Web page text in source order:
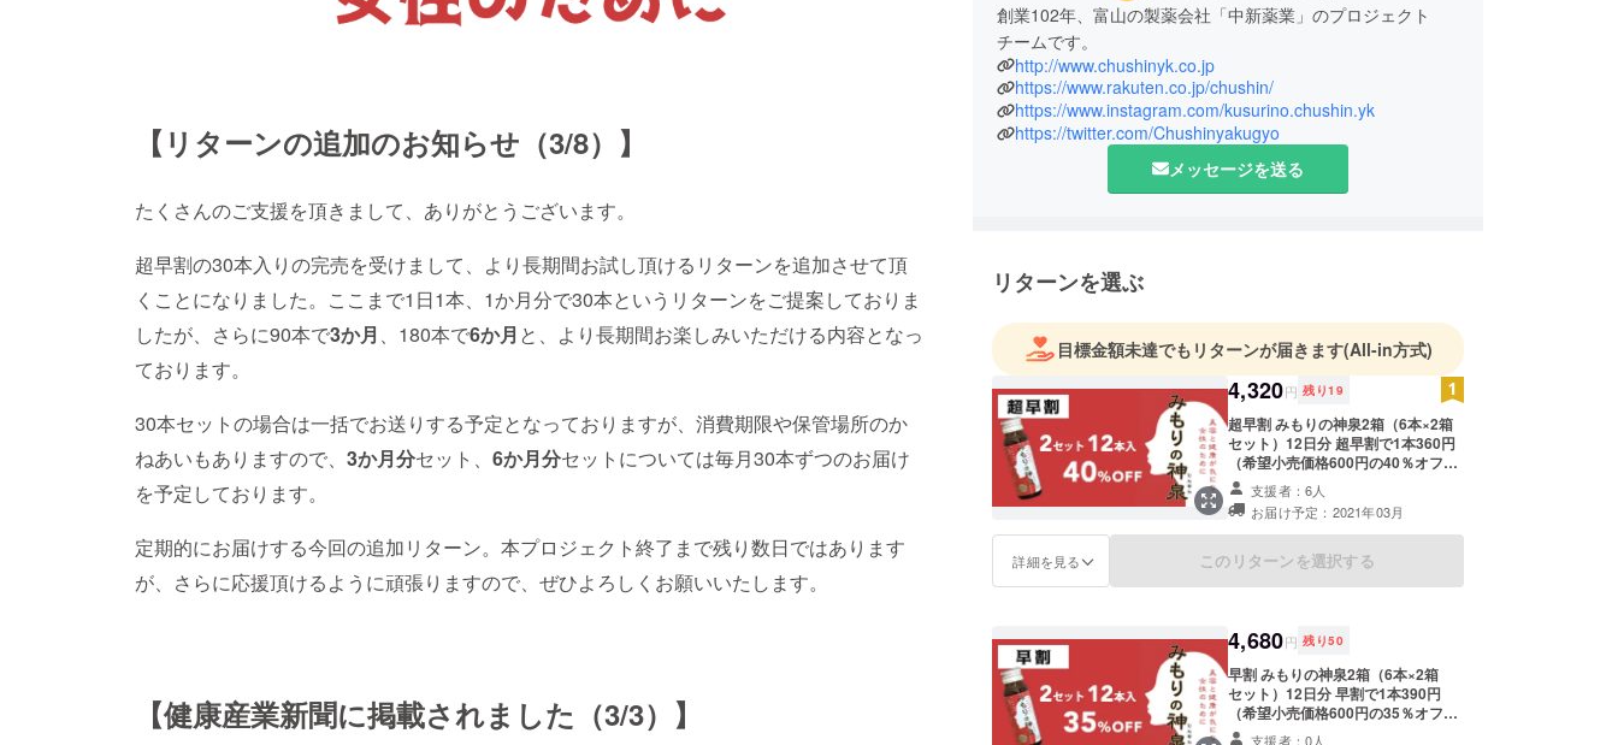
【リターンの追加のお知らせ（3/8）】
たくさんのご支援を頂きまして、ありがとうございます。
超早割の30本入りの完売を受けまして、より長期間お試し頂けるリターンを追加させて頂
くことになりました。ここまで1日1本、1か月分で30本というリターンをご提案しておりま
したが、さらに90本で3か月 、180本で6か月 と、より長期間お楽しみいただける内容となっ
ております。
30本セットの場合は一括でお送りする予定となっておりますが、消費期限や保管場所のか
ねあいもありますので、 3か月分セット、 6か月分セットについては毎月30本ずつのお届け
を予定しております。
定期的にお届けする今回の追加リターン。本プロジェクト終了まで残り数日ではあります
が、さらに応援頂けるように頑張りますので、ぜひよろしくお願いいたします。
【健康産業新聞に掲載されました（3/3）】
創業102年、富山の製薬会社「中新薬業」のプロジェクト
チームです。
http://www.chushinyk.co.jp
https://www.rakuten.co.jp/chushin/
https://www.instagram.com/kusurino.chushin.yk
https://twitter.com/Chushinyakugyo
メッセージを送る
リターンを選ぶ
目標金額未達でもリターンが届きます(All-in方式)
4,320円 残り19
超早割 みもりの神泉2箱（6本×2箱
セット）12日分 超早割で1本360円
（希望小売価格600円の40％オフ）
送料は弊社負担 配達日のご指定は受
けかねますが、配達時間帯のご希望
は、オプション欄にてご連絡くださ
い。
支援者：6人
お届け予定：2021年03月
詳細を見る このリターンを選択する
4,680円 残り50
早割 みもりの神泉2箱（6本×2箱
セット）12日分 早割で1本390円
（希望小売価格600円の35％オフ）
送料は弊社負担 配達日のご指定は受
支援者：0人